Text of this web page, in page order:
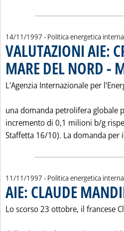
14/11/1997 - Politica energetica
VALUTAZIONI AIE:
MARE DEL NORD -
L'Agenzia Internazionale per
una domanda petrolifera globale
incremento di 0,1 milioni b/g
Staffetta 16/10). La domanda per
11/11/1997 - Politica energetica
AIE: CLAUDE
Lo scorso 23 ottobre, il francese